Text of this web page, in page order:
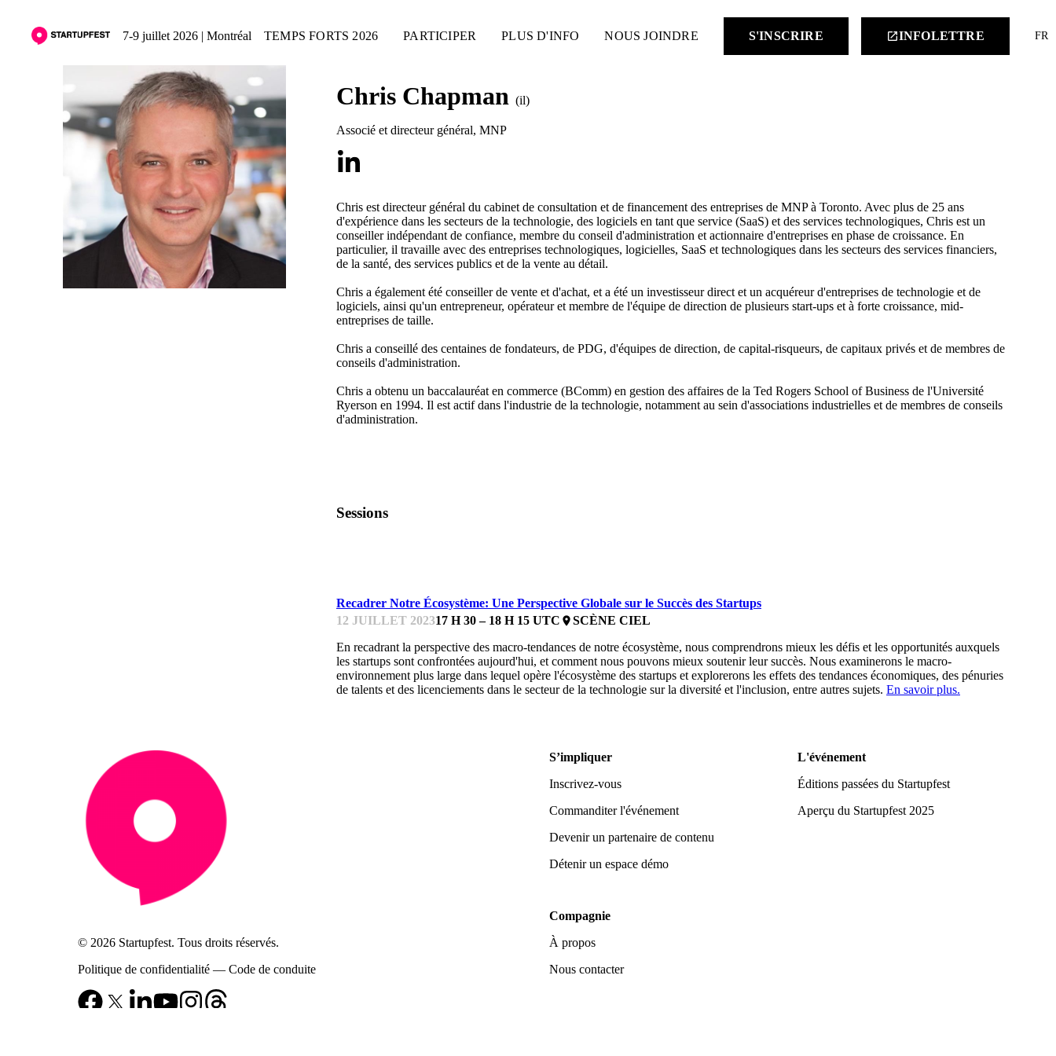
7-9 juillet 2026 | Montréal TEMPS FORTS 2026 PARTICIPER PLUS D'INFO NOUS JOINDRE S'INSCRIRE launchINFOLETTRE FR
Chris Chapman (il)
Associé et directeur général, MNP
Chris est directeur général du cabinet de consultation et de financement des entreprises de MNP à Toronto. Avec plus de 25 ans
d'expérience dans les secteurs de la technologie, des logiciels en tant que service (SaaS) et des services technologiques, Chris est un
conseiller indépendant de confiance, membre du conseil d'administration et actionnaire d'entreprises en phase de croissance. En
particulier, il travaille avec des entreprises technologiques, logicielles, SaaS et technologiques dans les secteurs des services financiers,
de la santé, des services publics et de la vente au détail.
Chris a également été conseiller de vente et d'achat, et a été un investisseur direct et un acquéreur d'entreprises de technologie et de
logiciels, ainsi qu'un entrepreneur, opérateur et membre de l'équipe de direction de plusieurs start-ups et à forte croissance, mid-
entreprises de taille.
Chris a conseillé des centaines de fondateurs, de PDG, d'équipes de direction, de capital-risqueurs, de capitaux privés et de membres de
conseils d'administration.
Chris a obtenu un baccalauréat en commerce (BComm) en gestion des affaires de la Ted Rogers School of Business de l'Université
Ryerson en 1994. Il est actif dans l'industrie de la technologie, notamment au sein d'associations industrielles et de membres de conseils
d'administration.
Sessions
Recadrer Notre Écosystème: Une Perspective Globale sur le Succès des Startups
12 JUILLET 202317 H 30 – 18 H 15 UTC placeSCÈNE CIEL
En recadrant la perspective des macro-tendances de notre écosystème, nous comprendrons mieux les défis et les opportunités auxquels
les startups sont confrontées aujourd'hui, et comment nous pouvons mieux soutenir leur succès. Nous examinerons le macro-
environnement plus large dans lequel opère l'écosystème des startups et explorerons les effets des tendances économiques, des pénuries
de talents et des licenciements dans le secteur de la technologie sur la diversité et l'inclusion, entre autres sujets. En savoir plus.
© 2026 Startupfest. Tous droits réservés.
Politique de confidentialité— Code de conduite
S’impliquer
Inscrivez-vous
Commanditer l'événement
Devenir un partenaire de contenu
Détenir un espace démo
L'événement
Éditions passées du Startupfest
Aperçu du Startupfest 2025
Compagnie
À propos
Nous contacter